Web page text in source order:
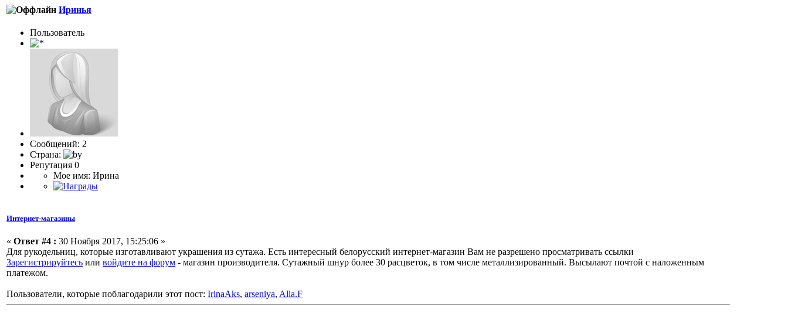
Иринья
Пользователь
Сообщений: 2
Страна:
Репутация 0
Мое имя: Ирина
Интернет-магазины
« Ответ #4 : 30 Ноября 2017, 15:25:06 »
Для рукодельниц, которые изготавливают украшения из сутажа. Есть интересный белорусский интернет-магазин Вам не разрешено просматривать ссылки
Зарегистрируйтесь или войдите на форум - магазин производителя. Сутажный шнур более 30 расцветок, в том числе металлизированный. Высылают почтой с наложенным
платежом.
Пользователи, которые поблагодарили этот пост: IrinaAks, arseniya, Alla.F